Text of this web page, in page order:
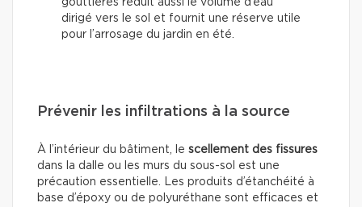
dirigé vers le sol et fournit une réserve utile
pour l’arrosage du jardin en été.
Prévenir les infiltrations à la source
À l’intérieur du bâtiment, le scellement des fissures
dans la dalle ou les murs du sous-sol est une
précaution essentielle. Les produits d’étanchéité à
base d’époxy ou de polyuréthane sont efficaces et